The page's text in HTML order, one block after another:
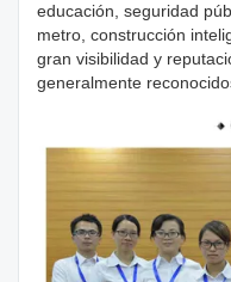
educación, seguridad
metro, construcción
gran visibilidad y
generalmente